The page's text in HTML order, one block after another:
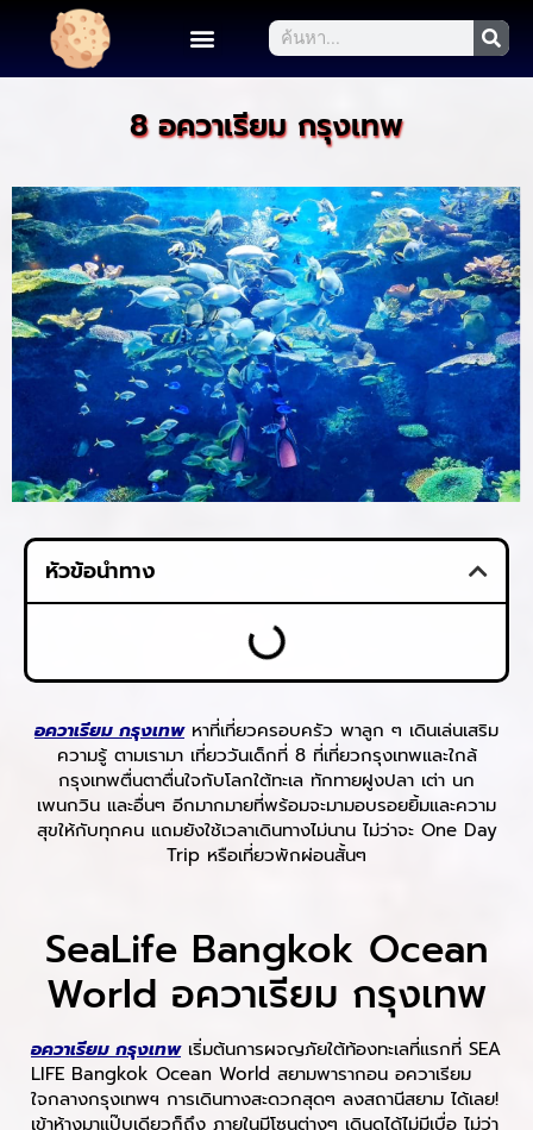
8 อควาเรียม กรุงเทพ
หัวข้อนำทาง
อควาเรียม กรุงเทพหาที่เที่ยวครอบครัว พาลูก ๆ เดินเล่นเสริม
ความรู้ ตามเรามา เที่ยววันเด็กที่ 8 ที่เที่ยวกรุงเทพและใกล้
กรุงเทพตื่นตาตื่นใจกับโลกใต้ทะเล ทักทายฝูงปลา เต่า นก
เพนกวิน และอื่นๆ อีกมากมายที่พร้อมจะมามอบรอยยิ้มและความ
สุขให้กับทุกคน แถมยังใช้เวลาเดินทางไม่นาน ไม่ว่าจะ One Day
Trip หรือเที่ยวพักผ่อนสั้นๆ
SeaLife Bangkok Ocean
World อควาเรียม กรุงเทพ
อควาเรียม กรุงเทพเริ่มต้นการผจญภัยใต้ท้องทะเลที่แรกที่ SEA
LIFE Bangkok Ocean World สยามพารากอน อควาเรียม
ใจกลางกรุงเทพฯ การเดินทางสะดวกสุดๆ ลงสถานีสยาม ได้เลย!
เข้าห้างมาแป๊บเดียวก็ถึง ภายในมีโซนต่างๆ เดินดูได้ไม่มีเบื่อ ไม่ว่า